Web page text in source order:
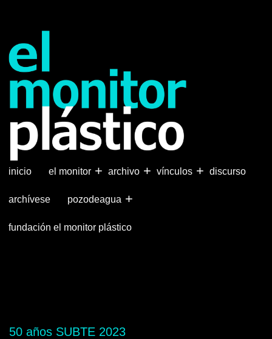
principal
inicio +
el monitor +
archivo +
vínculos discurso
archívese +
pozodeagua
fundación el monitor plástico
50 años SUBTE 2023